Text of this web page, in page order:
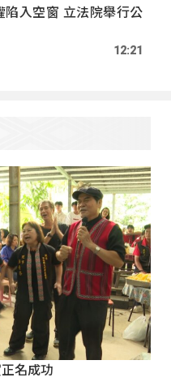
陷入空窗 立法院舉行公
12:21
名成功